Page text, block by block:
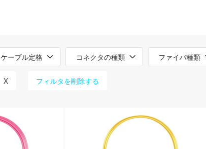
ケーブル定格 コネクタの種類 ファイバ種類
X フィルタを削除する